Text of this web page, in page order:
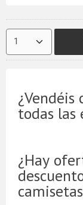
todas las
¿Hay